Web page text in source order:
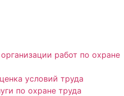
работ по охране
условий труда
по охране труда